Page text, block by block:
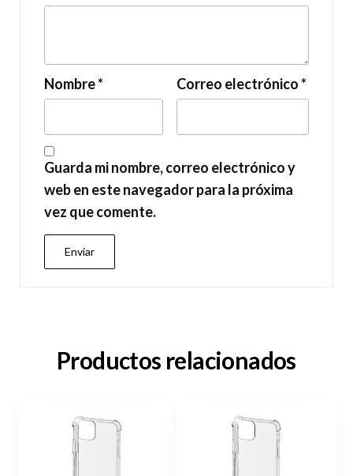
Nombre* Correo electrónico*
Guarda mi nombre, correo electrónico y
web en este navegador para la próxima
vez que comente.
Productos relacionados